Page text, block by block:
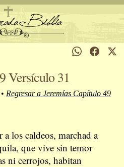
Versículo 31
• Regresar a Jeremías Capítulo 49
los caldeos, marchad a
que vive sin temor
ni cerrojos, habitan